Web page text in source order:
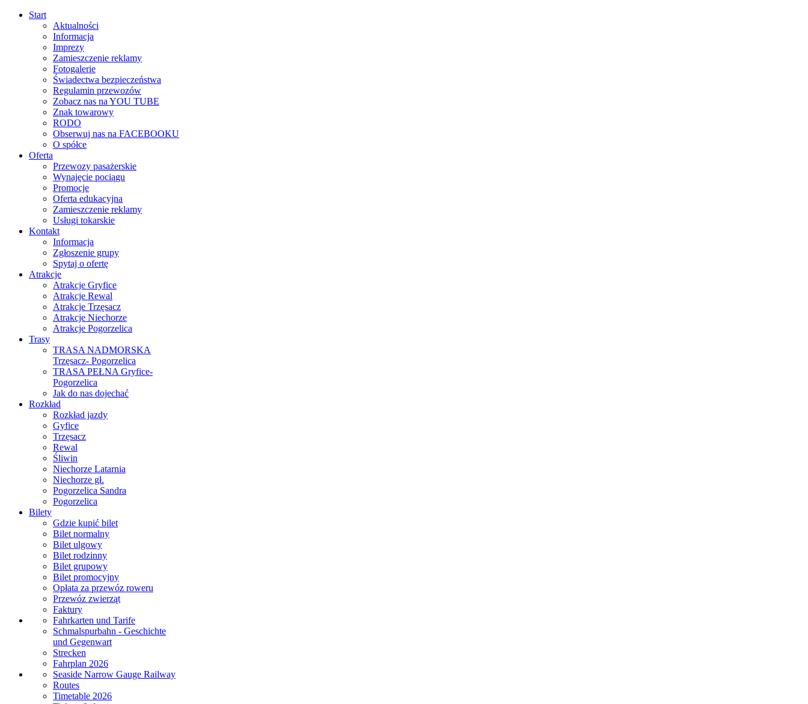
Start
Aktualności
Informacja
Imprezy
Zamieszczenie reklamy
Fotogalerie
Świadectwa bezpieczeństwa
Regulamin przewozów
Zobacz nas na YOU TUBE
Znak towarowy
RODO
Obserwuj nas na FACEBOOKU
O spółce
Oferta
Przewozy pasażerskie
Wynajęcie pociągu
Promocje
Oferta edukacyjna
Zamieszczenie reklamy
Usługi tokarskie
Kontakt
Informacja
Zgłoszenie grupy
Spytaj o ofertę
Atrakcje
Atrakcje Gryfice
Atrakcje Rewal
Atrakcje Trzęsacz
Atrakcje Niechorze
Atrakcje Pogorzelica
Trasy
TRASA NADMORSKA
Trzęsacz- Pogorzelica
TRASA PEŁNA Gryfice-
Pogorzelica
Jak do nas dojechać
Rozkład
Rozkład jazdy
Gyfice
Trzęsacz
Rewal
Śliwin
Niechorze Latarnia
Niechorze gł.
Pogorzelica Sandra
Pogorzelica
Bilety
Gdzie kupić bilet
Bilet normalny
Bilet ulgowy
Bilet rodzinny
Bilet grupowy
Bilet promocyjny
Opłata za przewóz roweru
Przewóz zwierząt
Faktury
Fahrkarten und Tarife
Schmalspurbahn - Geschichte
und Gegenwart
Strecken
Fahrplan 2026
Seaside Narrow Gauge Railway
Routes
Timetable 2026